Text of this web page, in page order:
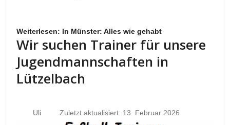
Weiterlesen: In Münster: Alles wie gehabt
Wir suchen Trainer für unsere
Jugendmannschaften in
Lützelbach
Uli Zuletzt aktualisiert: 13. Februar 2026